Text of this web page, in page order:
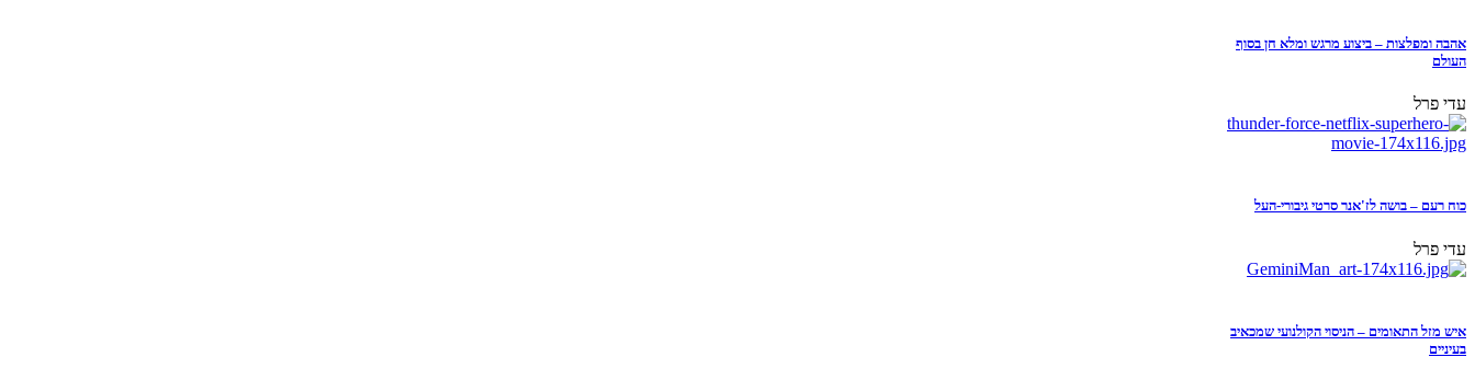
אהבה ומפלצות – ביצוע מרגש ומלא חן בסוף
העולם
עדי פרל
כוח רעם – בושה לז'אנר סרטי גיבורי-העל
עדי פרל
איש מזל התאומים – הניסוי הקולנועי שמכאיב
בעיניים